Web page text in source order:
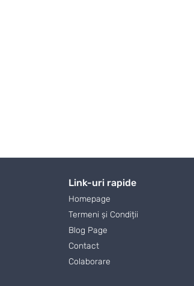
Link-uri rapide
Homepage
Termeni și Condiții
Blog Page
Contact
Colaborare